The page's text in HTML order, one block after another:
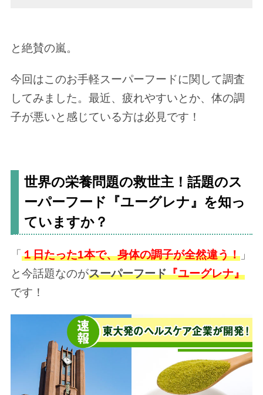
と絶賛の嵐。
今回はこのお手軽スーパーフードに関して調査
してみました。最近、疲れやすいとか、体の調
子が悪いと感じている方は必見です！
世界の栄養問題の救世主！話題のス
ーパーフード『ユーグレナ』を知っ
ていますか？
「 １日たった1本で、身体の調子が全然違う！」
と今話題なのがスーパーフード『ユーグレナ』
です！